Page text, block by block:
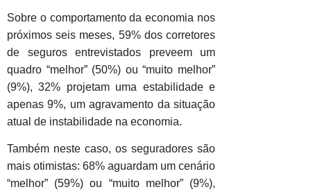
Sobre o comportamento da economia nos
próximos seis meses, 59% dos corretores
de seguros entrevistados preveem um
quadro “melhor” (50%) ou “muito melhor”
(9%), 32% projetam uma estabilidade e
apenas 9%, um agravamento da situação
atual de instabilidade na economia.
Também neste caso, os seguradores são
mais otimistas: 68% aguardam um cenário
“melhor” (59%) ou “muito melhor” (9%),